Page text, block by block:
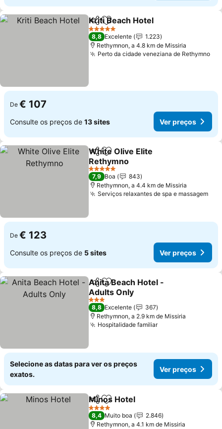
PartilharAdicionar aos favoritos
Kriti Beach Hotel
5 Estrelas
8,8 Excelente
1.223
Rethymnon, a 4.8 km de Missiria
Perto da cidade veneziana de Rethymno
De € 107
Consulte os preços de 13 sites Ver preços
PartilharAdicionar aos favoritos
White Olive Elite
Rethymno
Ver preços
5 Estrelas
7,9 Boa
843
Rethymnon, a 4.4 km de Missiria
Serviços relaxantes de spa e massagem
De € 123
Consulte os preços de 5 sites Ver preços
PartilharAdicionar aos favoritos
Anita Beach Hotel -
Adults Only
Ver preços
3 Estrelas
8,8 Excelente
367
Rethymnon, a 2.9 km de Missiria
Hospitalidade familiarVer preços
Selecione as datas para ver os preços
exatos.
Ver preços
PartilharAdicionar aos favoritos
Minos Hotel
4 Estrelas
8,4 Muito boa
2.846
Rethymnon, a 4.1 km de Missiria